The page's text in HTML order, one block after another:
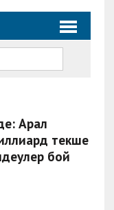
Арал
текше
бой